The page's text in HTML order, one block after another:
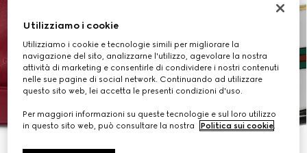
Utilizziamo i cookie
Utilizziamo i cookie e tecnologie simili per migliorare la
navigazione del sito, analizzarne l'utilizzo, agevolare la nostra
attività di marketing e consentirle di condividere i nostri contenuti
nelle sue pagine di social network. Continuando ad utilizzare
questo sito web, lei accetta le presenti condizioni d'uso.
Per maggiori informazioni su queste tecnologie e sul loro utilizzo
in questo sito web, può consultare la nostra
Politica sui cookie.